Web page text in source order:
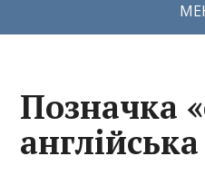
Позначка